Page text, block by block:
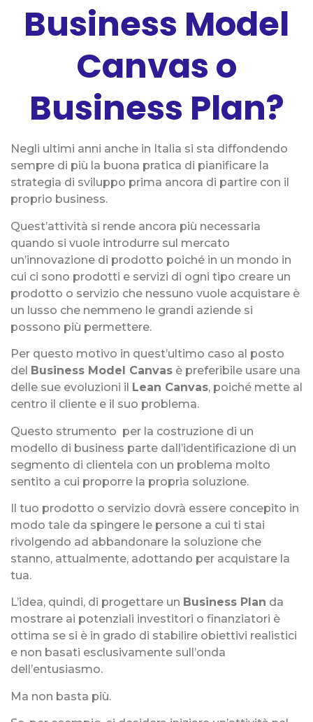
Business Model
Canvas o
Business Plan?
Negli ultimi anni anche in Italia si sta diffondendo
sempre di più la buona pratica di pianificare la
strategia di sviluppo prima ancora di partire con il
proprio business.
Quest’attività si rende ancora più necessaria
quando si vuole introdurre sul mercato
un’innovazione di prodotto poiché in un mondo in
cui ci sono prodotti e servizi di ogni tipo creare un
prodotto o servizio che nessuno vuole acquistare è
un lusso che nemmeno le grandi aziende si
possono più permettere.
Per questo motivo in quest’ultimo caso al posto
del Business Model Canvas è preferibile usare una
delle sue evoluzioni il
Lean Canvas, poiché mette al
centro il cliente e il suo problema.
Questo strumento per la costruzione di un
modello di business parte dall’identificazione di un
segmento di clientela con un problema molto
sentito a cui proporre la propria soluzione.
Il tuo prodotto o servizio dovrà essere concepito in
modo tale da spingere le persone a cui ti stai
rivolgendo ad abbandonare la soluzione che
stanno, attualmente, adottando per acquistare la
tua.
L’idea, quindi, di progettare un Business Plan da
mostrare ai potenziali investitori o finanziatori è
ottima se si è in grado di stabilire obiettivi realistici
e non basati esclusivamente sull’onda
dell’entusiasmo.
Ma non basta più.